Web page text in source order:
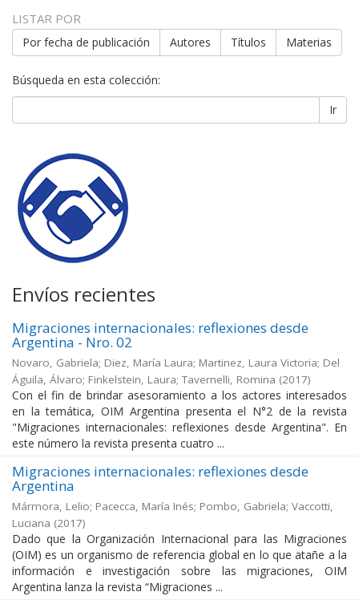
LISTAR POR
Por fecha de publicación Autores Títulos Materias
Búsqueda en esta colección:
Ir
Envíos recientes
Migraciones internacionales: reflexiones desde
Argentina - Nro. 02
Novaro, Gabriela; Diez, María Laura; Martinez, Laura Victoria; Del
Águila, Álvaro; Finkelstein, Laura; Tavernelli, Romina (2017)
Con el fin de brindar asesoramiento a los actores interesados
en la temática, OIM Argentina presenta el N°2 de la revista
"Migraciones internacionales: reflexiones desde Argentina". En
este número la revista presenta cuatro ...
Migraciones internacionales: reflexiones desde
Argentina
Mármora, Lelio; Pacecca, María Inés; Pombo, Gabriela; Vaccotti,
Luciana (2017)
Dado que la Organización Internacional para las Migraciones
(OIM) es un organismo de referencia global en lo que atañe a la
información e investigación sobre las migraciones, OIM
Argentina lanza la revista “Migraciones ...